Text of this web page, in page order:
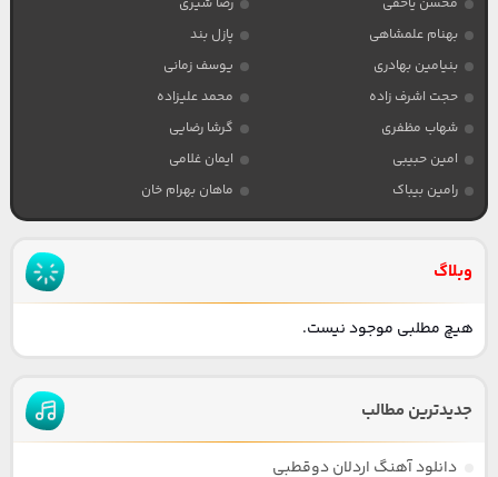
بهنام علمشاهی
پازل بند
بنیامین بهادری
یوسف زمانی
حجت اشرف زاده
محمد علیزاده
شهاب مظفری
گرشا رضایی
امین حبیبی
ایمان غلامی
رامین بیباک
ماهان بهرام خان
وبلاگ
هیچ مطلبی موجود نیست.
جدیدترین مطالب
دانلود آهنگ اردلان دوقطبی